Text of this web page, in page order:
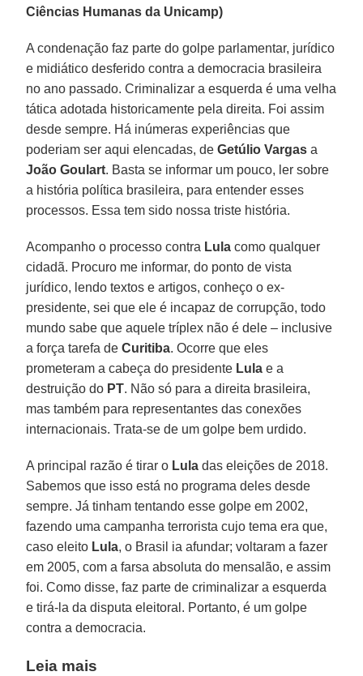
Ciências Humanas da Unicamp)
A condenação faz parte do golpe parlamentar, jurídico
e midiático desferido contra a democracia brasileira
no ano passado. Criminalizar a esquerda é uma velha
tática adotada historicamente pela direita. Foi assim
desde sempre. Há inúmeras experiências que
poderiam ser aqui elencadas, deGetúlio Vargas a
João Goulart. Basta se informar um pouco, ler sobre
a história política brasileira, para entender esses
processos. Essa tem sido nossa triste história.
Acompanho o processo contra Lula como qualquer
cidadã. Procuro me informar, do ponto de vista
jurídico, lendo textos e artigos, conheço o ex-
presidente, sei que ele é incapaz de corrupção, todo
mundo sabe que aquele tríplex não é dele – inclusive
a força tarefa deCuritiba. Ocorre que eles
prometeram a cabeça do presidente Lula e a
destruição do PT. Não só para a direita brasileira,
mas também para representantes das conexões
internacionais. Trata-se de um golpe bem urdido.
A principal razão é tirar o Lula das eleições de 2018.
Sabemos que isso está no programa deles desde
sempre. Já tinham tentando esse golpe em 2002,
fazendo uma campanha terrorista cujo tema era que,
caso eleito Lula, o Brasil ia afundar; voltaram a fazer
em 2005, com a farsa absoluta do mensalão, e assim
foi. Como disse, faz parte de criminalizar a esquerda
e tirá-la da disputa eleitoral. Portanto, é um golpe
contra a democracia.
Leia mais